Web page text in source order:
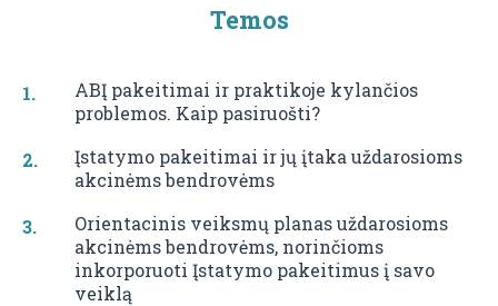
Temos
ABĮ pakeitimai ir praktikoje kylančios
problemos. Kaip pasiruošti?
Įstatymo pakeitimai ir jų įtaka uždarosioms
akcinėms bendrovėms
Orientacinis veiksmų planas uždarosioms
akcinėms bendrovėms, norinčioms
inkorporuoti Įstatymo pakeitimus į savo
veiklą